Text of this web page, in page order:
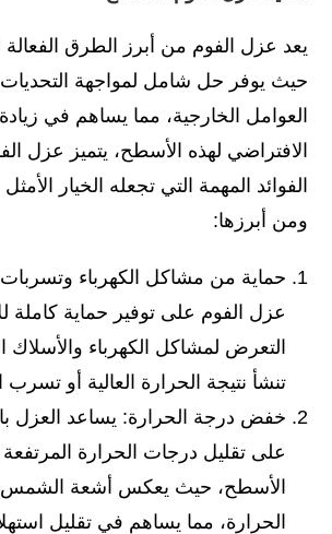
يعد عزل الفوم من أبرز الطرق الفعالة
حيث يوفر حل شامل لمواجهة التحديات
العوامل الخارجية، مما يساهم في زيادة
الافتراضي لهذه الأسطح، يتميز عزل
الفوائد المهمة التي تجعله الخيار
ومن أبرزها:
حماية من مشاكل الكهرباء وتسربات
عزل الفوم على توفير حماية
التعرض لمشاكل الكهرباء والأسلاك
تنشأ نتيجة الحرارة العالية أو تسرب
خفض درجة الحرارة: يساعد العزل
على تقليل درجات الحرارة
الأسطح، حيث يعكس أشعة الشمس
الحرارة، مما يساهم في تقليل